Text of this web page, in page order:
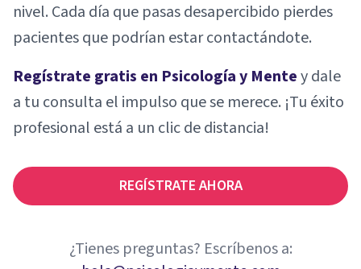
nivel. Cada día que pasas desapercibido pierdes
pacientes que podrían estar contactándote.
Regístrate gratis en Psicología y Mentey dale
a tu consulta el impulso que se merece. ¡Tu éxito
profesional está a un clic de distancia!
REGÍSTRATE AHORA
¿Tienes preguntas? Escríbenos a: